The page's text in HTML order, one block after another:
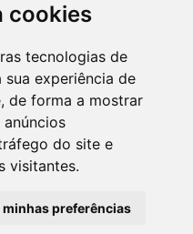
cookies
tecnologias de
experiência de
de forma a mostrar
do site e
visitantes.
minhas preferências
Todos os direitos reservados